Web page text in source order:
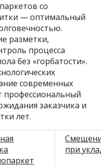
со
— оптимальный
разметки,
процесса
без «горбатости».
современных
профессиональный
заказчика и
лет.
при